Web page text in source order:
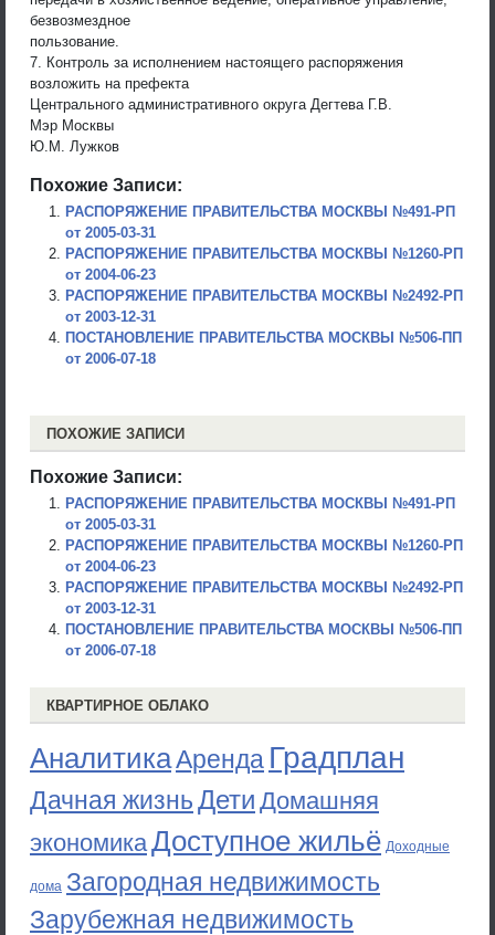
безвозмездное
пользование.
7. Контроль за исполнением настоящего распоряжения
возложить на префекта
Центрального административного округа Дегтева Г.В.
Мэр Москвы
Ю.М. Лужков
Похожие Записи:
РАСПОРЯЖЕНИЕ ПРАВИТЕЛЬСТВА МОСКВЫ №491-РП
от 2005-03-31
РАСПОРЯЖЕНИЕ ПРАВИТЕЛЬСТВА МОСКВЫ №1260-РП
от 2004-06-23
РАСПОРЯЖЕНИЕ ПРАВИТЕЛЬСТВА МОСКВЫ №2492-РП
от 2003-12-31
ПОСТАНОВЛЕНИЕ ПРАВИТЕЛЬСТВА МОСКВЫ №506-ПП
от 2006-07-18
ПОХОЖИЕ ЗАПИСИ
Похожие Записи:
РАСПОРЯЖЕНИЕ ПРАВИТЕЛЬСТВА МОСКВЫ №491-РП
от 2005-03-31
РАСПОРЯЖЕНИЕ ПРАВИТЕЛЬСТВА МОСКВЫ №1260-РП
от 2004-06-23
РАСПОРЯЖЕНИЕ ПРАВИТЕЛЬСТВА МОСКВЫ №2492-РП
от 2003-12-31
ПОСТАНОВЛЕНИЕ ПРАВИТЕЛЬСТВА МОСКВЫ №506-ПП
от 2006-07-18
КВАРТИРНОЕ ОБЛАКО
АналитикаАренда Градплан
Дачная жизньДети Домашняя
экономикаДоступное жильё Доходные
дома Загородная недвижимость
Зарубежная недвижимость